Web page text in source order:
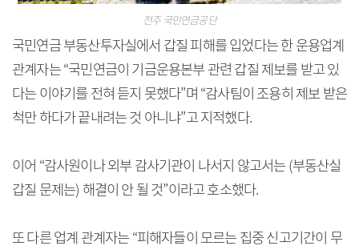
전주 국민연금공단
국민연금 부동산투자실에서 갑질 피해를 입었다는 한 운용업계
관계자는 “국민연금이 기금운용본부 관련 갑질 제보를 받고 있
다는 이야기를 전혀 듣지 못했다”며 “감사팀이 조용히 제보 받은
척만 하다가 끝내려는 것 아니냐”고 지적했다.
이어 “감사원이나 외부 감사기관이 나서지 않고서는 (부동산실
갑질 문제는) 해결이 안 될 것”이라고 호소했다.
또 다른 업계 관계자는 “피해자들이 모르는 집중 신고기간이 무